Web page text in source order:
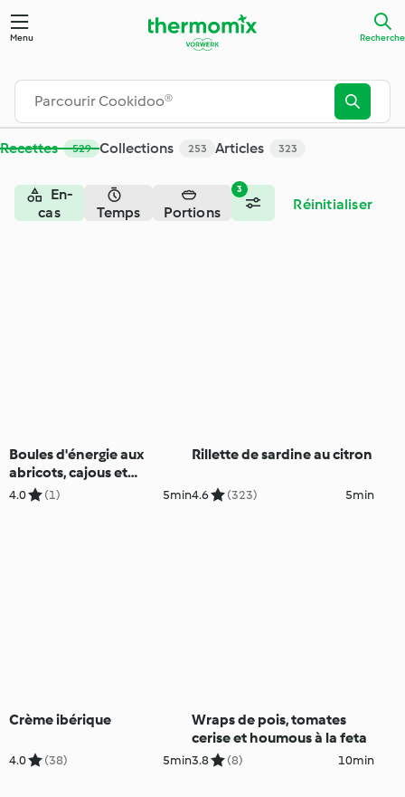
Menu Recherche
Recettes 529 Collections 253 Articles 323
3
En-
cas
Temps Portions Réinitialiser
Boules d'énergie aux
abricots, cajous et
pistaches
4.0 (1) 5min
Rillette de sardine au citron
4.6 (323) 5min
Crème ibérique
4.0 (38) 5min
Wraps de pois, tomates
cerise et houmous à la feta
3.8 (8) 10min
Recherche - Cookidoo® – la plateforme de recettes officielle